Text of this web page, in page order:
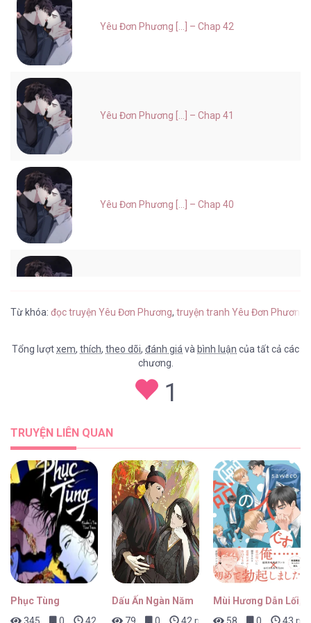
Yêu Đơn Phương [...] – Chap 42
Yêu Đơn Phương [...] – Chap 41
Yêu Đơn Phương [...] – Chap 40
Yêu Đơn Phương [...] – Chap 38
Yêu Đơn Phương [...] – Chap 37
Yêu Đơn Phương [...] – Chap 36
Từ khóa: đọc truyện Yêu Đơn Phương, truyện tranh Yêu Đơn Phương
Tổng lượtxem, thích, theo dõi, đánh giávà bình luận của tất cả các
chương.
1
TRUYỆN LIÊN QUAN
Phục Tùng
Dấu Ấn Ngàn Năm
Mùi Hương Dẫn Lối,